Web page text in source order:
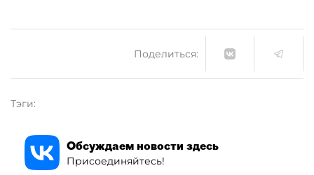
Поделиться:
Тэги:
Обсуждаем новости здесь
Присоединяйтесь!